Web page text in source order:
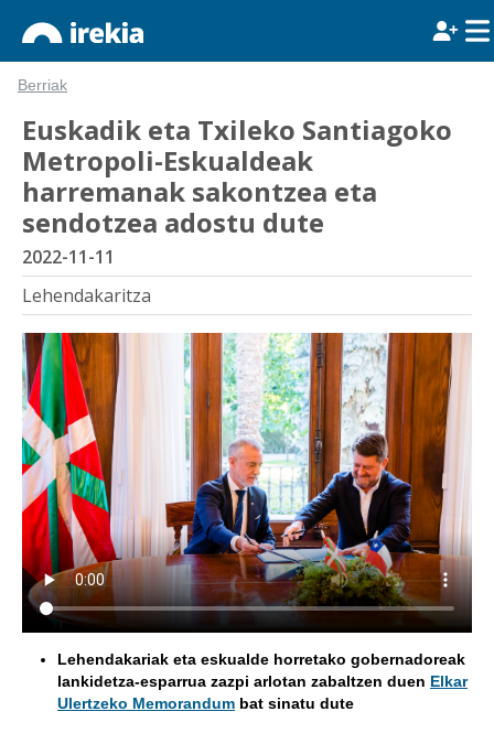
Berriak
Euskadik eta Txileko Santiagoko
Metropoli-Eskualdeak
harremanak sakontzea eta
sendotzea adostu dute
2022-11-11
Lehendakaritza
Lehendakariak eta eskualde horretako gobernadoreak
lankidetza-esparrua zazpi arlotan zabaltzen duen Elkar
Ulertzeko Memorandum bat sinatu dute